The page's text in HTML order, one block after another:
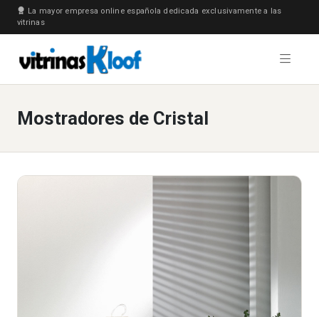
La mayor empresa online española dedicada exclusivamente a las
vitrinas
Mostradores de Cristal